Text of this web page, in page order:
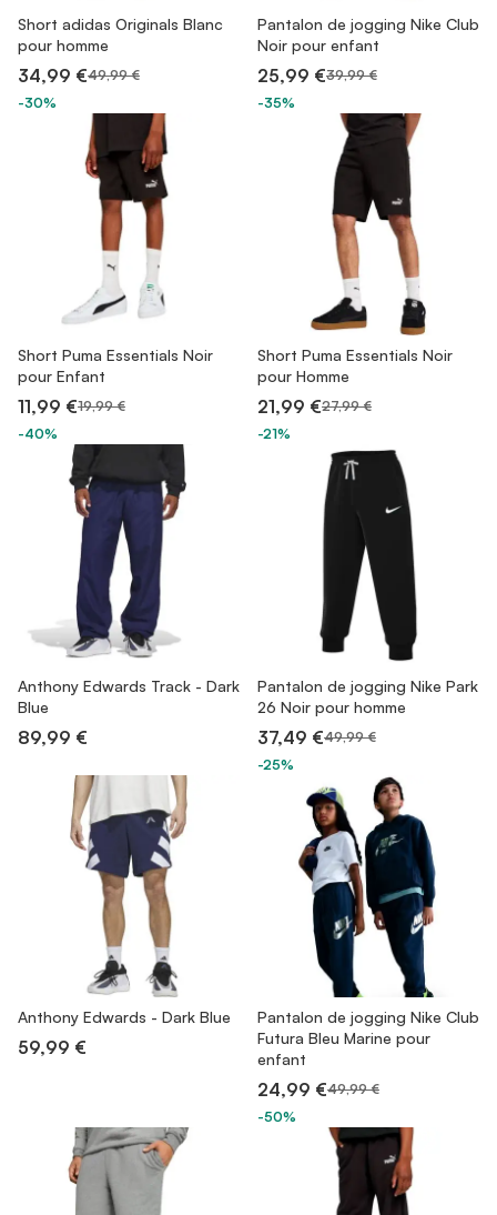
Short adidas Originals Blanc
pour homme
34,99 €49,99 €
-30%
Pantalon de jogging Nike Club
Noir pour enfant
25,99 €39,99 €
-35%
Short Puma Essentials Noir
pour Enfant
11,99 €19,99 €
-40%
Short Puma Essentials Noir
pour Homme
21,99 €27,99 €
-21%
Anthony Edwards Track - Dark
Blue
89,99 €
Pantalon de jogging Nike Park
26 Noir pour homme
37,49 €49,99 €
-25%
Anthony Edwards - Dark Blue
59,99 €
Pantalon de jogging Nike Club
Futura Bleu Marine pour
enfant
24,99 €49,99 €
-50%